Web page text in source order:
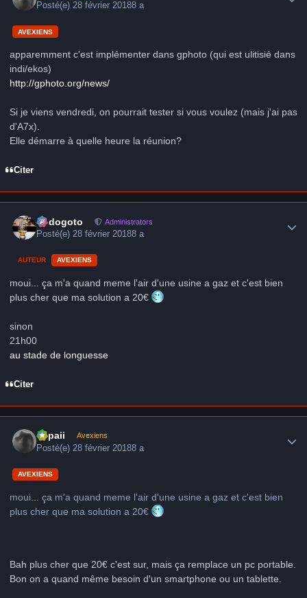
Posté(e)28 février 20188 a
AVEXIENS
apparemment c'est implémenter dans gphoto (qui est ulitisié dans
indi/ekos)
http://gphoto.org/news/
Si je viens vendredi, on pourrait tester si vous voulez (mais j'ai pas
d'A7x).
Elle démarre à quelle heure la réunion?
Citer
frédogoto Administrators
Posté(e)28 février 20188 a
AUTEUR AVEXIENS
moui... ça m'a quand meme l'air d'une usine a gaz et c'est bien
plus cher que ma solution a 20€
sinon
21h00
au stade de longuesse
Citer
supaii Avexiens
Posté(e) 28 février 20188 a
AVEXIENS
moui... ça m'a quand meme l'air d'une usine a gaz et c'est bien
plus cher que ma solution a 20€
Bah plus cher que 20€ c'est sur, mais ça remplace un pc portable.
Bon on a quand même besoin d'un smartphone ou un tablette.